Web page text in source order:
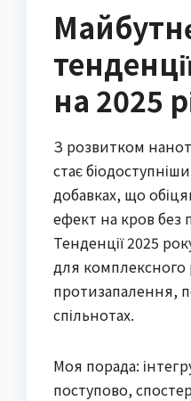
на 2025
З розвитком
стає
добавках, що
ефект на кров без
Тенденції 2025
для комплексного
протизапалення,
спільнотах.
Моя порада:
поступово,